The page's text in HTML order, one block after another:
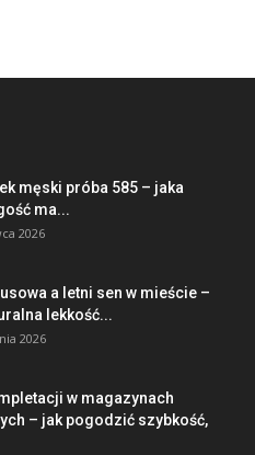
męski próba 585 – jaka
ma...
2026
a letni sen w mieście –
lekkość...
2026
w magazynach
– jak pogodzić szybkość,